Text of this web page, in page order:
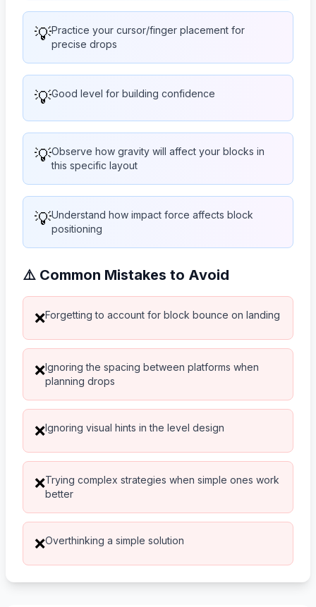
💡Practice your cursor/finger placement for
precise drops
💡Good level for building confidence
💡Observe how gravity will affect your blocks in
this specific layout
💡Understand how impact force affects block
positioning
⚠️ Common Mistakes to Avoid
❌Forgetting to account for block bounce on landing
❌Ignoring the spacing between platforms when
planning drops
❌Ignoring visual hints in the level design
❌Trying complex strategies when simple ones work
better
❌Overthinking a simple solution